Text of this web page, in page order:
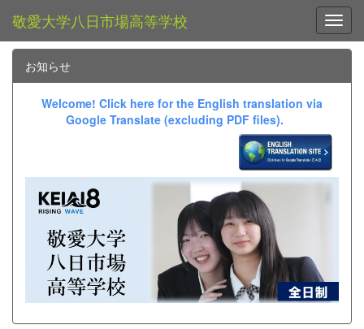
敬愛大学八日市場高等学校
お知らせ
Welcome! Click here for the English translation via
Google Translate (excluding PDF files).